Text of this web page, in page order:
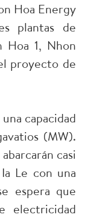
Hoa Energy
plantas de
Hoa 1, Nhon
proyecto de
capacidad
(MW).
casi
Le con una
espera que
electricidad